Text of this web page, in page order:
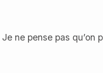
ne pense pas